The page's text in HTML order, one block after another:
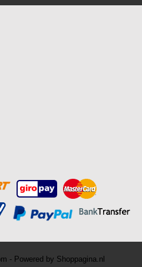
- Powered by Shoppagina.nl